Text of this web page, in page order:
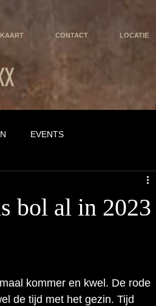
CONTACT LOCATIE
EVENTS
bol al in 2023
kommer en kwel. De rode
de tijd met het gezin. Tijd